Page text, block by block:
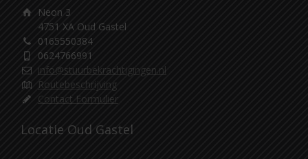
Neon 3
4751 XA Oud Gastel
0165550384
0624766991
info@stuurbekrachtigingen.nl
Routebeschrijving
Contact Formulier
Locatie Oud Gastel